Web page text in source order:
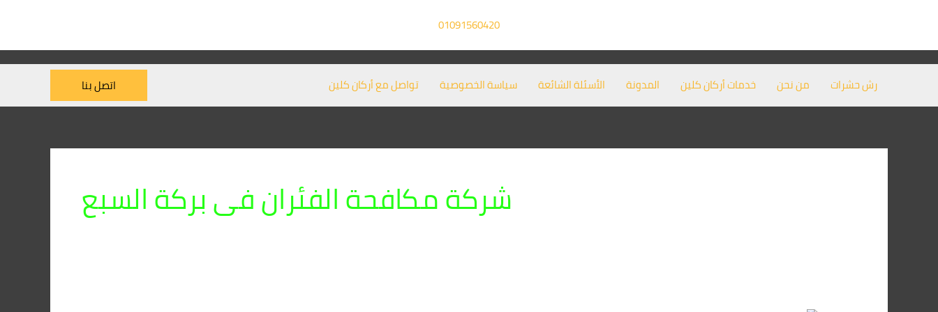
01091560420
رش حشرات من نحن خدمات أركان كلين المدونة الأسئلة الشائعة سياسة الخصوصية تواصل مع أركان كلين اتصل بنا
شركة مكافحة الفئران فى بركة السبع